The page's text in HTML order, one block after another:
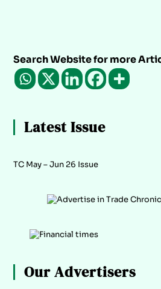
Search Website for more
Latest Issue
TC May – Jun 26 Issue
Our Advertisers